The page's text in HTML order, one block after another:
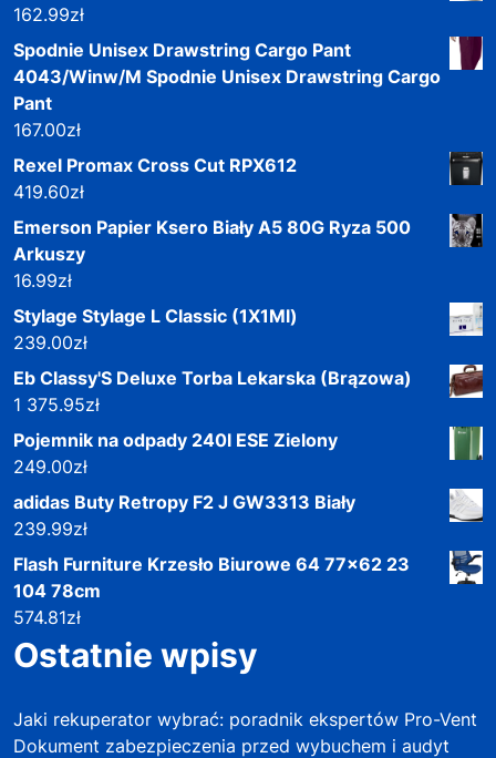
162.99zł
Spodnie Unisex Drawstring Cargo Pant
4043/Winw/M Spodnie Unisex Drawstring Cargo
Pant
167.00zł
Rexel Promax Cross Cut RPX612
419.60zł
Emerson Papier Ksero Biały A5 80G Ryza 500
Arkuszy
16.99zł
Stylage Stylage L Classic (1X1Ml)
239.00zł
Eb Classy'S Deluxe Torba Lekarska (Brązowa)
1 375.95zł
Pojemnik na odpady 240l ESE Zielony
249.00zł
adidas Buty Retropy F2 J GW3313 Biały
239.99zł
Flash Furniture Krzesło Biurowe 64 77x62 23
104 78cm
574.81zł
Ostatnie wpisy
Jaki rekuperator wybrać: poradnik ekspertów Pro-Vent
Dokument zabezpieczenia przed wybuchem i audyt